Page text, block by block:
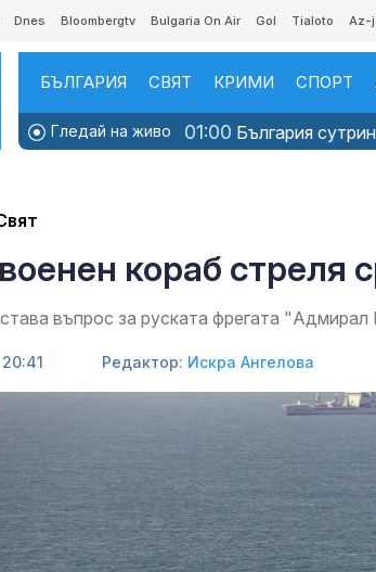
Dnes Bloombergtv Bulgaria On Air Gol Tialoto Az-
БЪЛГАРИЯ СВЯТ КРИМИ СПОРТ
Гледай на живо 01:00 България
кораб стреля
въпрос за руската фрегата "Адмирал
Редактор: Искра Ангелова